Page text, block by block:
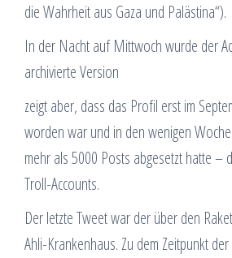
die Wahrheit aus Gaza und Palästina“).
In der Nacht auf Mittwoch wurde der
archivierte Version
zeigt aber, dass das Profil erst im
worden war und in den wenigen
mehr als 5000 Posts abgesetzt hatte –
Troll-Accounts.
Der letzte Tweet war der über den
Ahli-Krankenhaus. Zu dem Zeitpunkt